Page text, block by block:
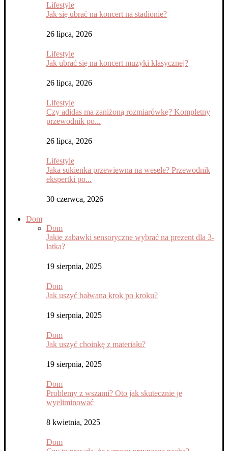
Lifestyle
Jak się ubrać na koncert na stadionie?
26 lipca, 2026
Lifestyle
Jak ubrać się na koncert muzyki klasycznej?
26 lipca, 2026
Lifestyle
Czy adidas ma zaniżoną rozmiarówkę? Kompletny
przewodnik po...
26 lipca, 2026
Lifestyle
Jaka sukienka przewiewna na wesele? Przewodnik
ekspertki po...
30 czerwca, 2026
Dom
Dom
Jakie zabawki sensoryczne wybrać na prezent dla 3-
latka?
19 sierpnia, 2025
Dom
Jak uszyć bałwana krok po kroku?
19 sierpnia, 2025
Dom
Jak uszyć choinkę z materiału?
19 sierpnia, 2025
Dom
Problemy z wszami? Oto jak skutecznie je
wyeliminować
8 kwietnia, 2025
Dom